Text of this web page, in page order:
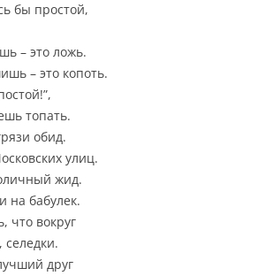
бы простой,
– это ложь.
– это копоть.
топать.
обид.
улиц.
жид.
на бабулек.
что вокруг
селедки.
друг